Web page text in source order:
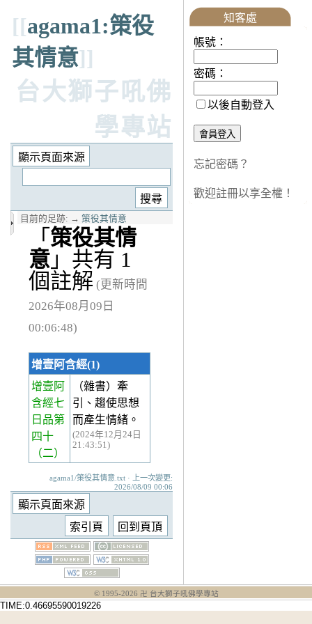
[[agama1:策役
其情意]]
台大獅子吼佛
學專站
目前的足跡: → 策役其情意
「 策役其情
意 」共有 1
個註解 (更新時間
2026年08月09日
00:06:48)
增壹阿含經(1)
增壹阿
含經七
日品第
四十
（二）
（雜書）牽
引、趨使思想
而產生情緒。
(2024年12月24日
21:43:51)
agama1/策役其情意.txt · 上一次變更:
2026/08/09 00:06
知客處
帳號：
密碼：
以後自動登入
忘記密碼？
歡迎註冊以享全權！
© 1995-2026 卍 台大獅子吼佛學專站
TIME:0.46695590019226